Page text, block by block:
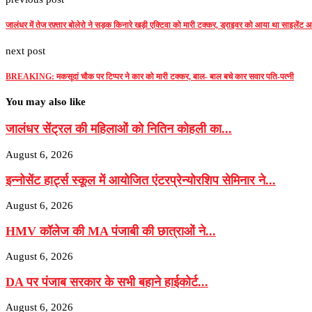
जालंधर में तेज रफ़्तार बोलेरो ने सड़क किनारे खड़ी एक्टिवा को मारी टक्कर, ड्राइवर को आया था साइलेंट
next post
BREAKING: मकसूदां चौक पर टिप्पर ने कार को मारी टक्कर, बाल- बाल बचे कार सवार पति-पत्नी
You may also like
जालंधर सेंट्रल की महिलाओं को नितिन कोहली का...
August 6, 2026
इन्नोसेंट हार्ट्स स्कूल में आयोजित एंटरप्रेन्योरशिप सेमिनार ने...
August 6, 2026
HMV कॉलेज की MA पंजाबी की छात्राओं ने...
August 6, 2026
DA पर पंजाब सरकार के सभी बहाने हाईकोर्ट...
August 6, 2026